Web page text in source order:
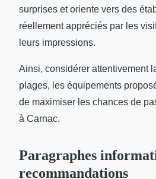
surprises et oriente vers des
réellement appréciés par les
leurs impressions.
Ainsi, considérer attentivement
plages, les équipements
de maximiser les chances de
à Carnac.
Paragraphes
recommandations